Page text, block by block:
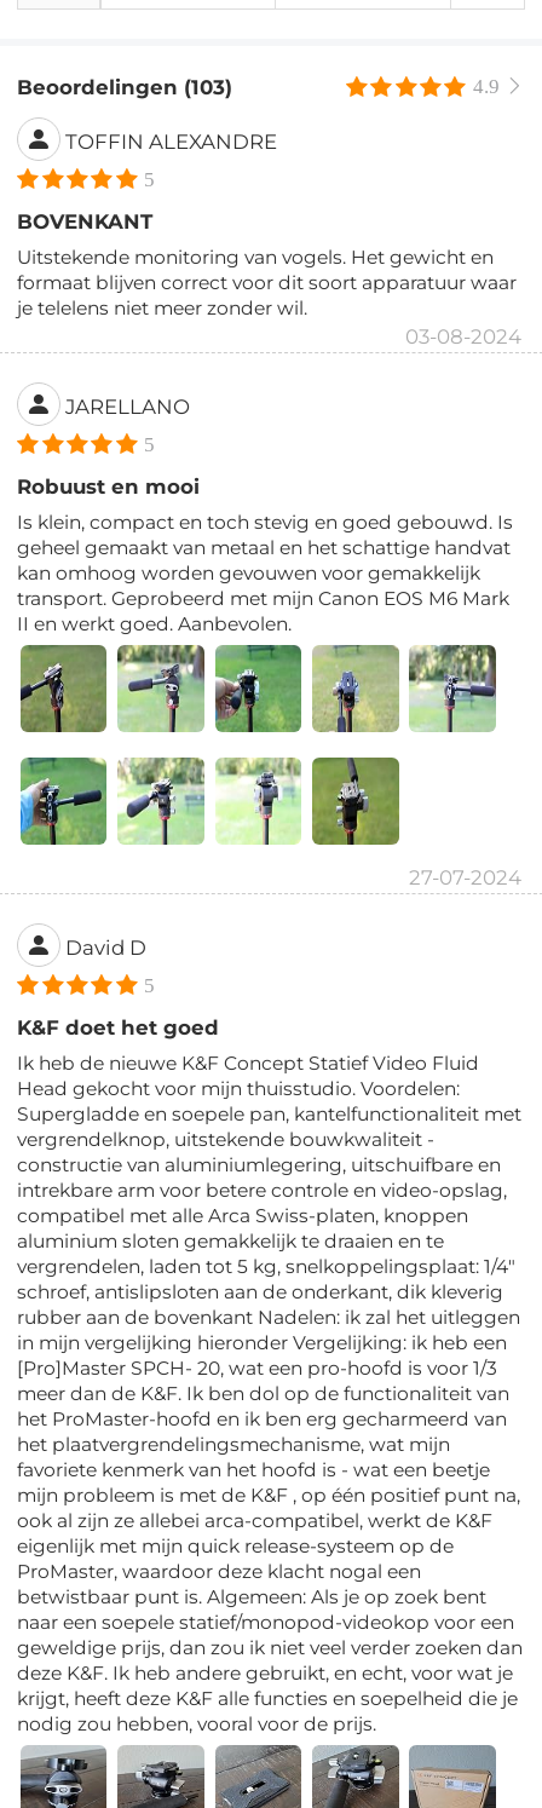
Beoordelingen (103) 4.9
TOFFIN ALEXANDRE
5
BOVENKANT
Uitstekende monitoring van vogels. Het gewicht en
formaat blijven correct voor dit soort apparatuur waar
je telelens niet meer zonder wil.
03-08-2024
JARELLANO
5
Robuust en mooi
Is klein, compact en toch stevig en goed gebouwd. Is
geheel gemaakt van metaal en het schattige handvat
kan omhoog worden gevouwen voor gemakkelijk
transport. Geprobeerd met mijn Canon EOS M6 Mark
II en werkt goed. Aanbevolen.
27-07-2024
David D
5
K&F doet het goed
Ik heb de nieuwe K&F Concept Statief Video Fluid
Head gekocht voor mijn thuisstudio. Voordelen:
Supergladde en soepele pan, kantelfunctionaliteit met
vergrendelknop, uitstekende bouwkwaliteit -
constructie van aluminiumlegering, uitschuifbare en
intrekbare arm voor betere controle en video-opslag,
compatibel met alle Arca Swiss-platen, knoppen
aluminium sloten gemakkelijk te draaien en te
vergrendelen, laden tot 5 kg, snelkoppelingsplaat: 1/4"
schroef, antislipsloten aan de onderkant, dik kleverig
rubber aan de bovenkant Nadelen: ik zal het uitleggen
in mijn vergelijking hieronder Vergelijking: ik heb een
[Pro]Master SPCH- 20, wat een pro-hoofd is voor 1/3
meer dan de K&F. Ik ben dol op de functionaliteit van
het ProMaster-hoofd en ik ben erg gecharmeerd van
het plaatvergrendelingsmechanisme, wat mijn
favoriete kenmerk van het hoofd is - wat een beetje
mijn probleem is met de K&F , op één positief punt na,
ook al zijn ze allebei arca-compatibel, werkt de K&F
eigenlijk met mijn quick release-systeem op de
ProMaster, waardoor deze klacht nogal een
betwistbaar punt is. Algemeen: Als je op zoek bent
naar een soepele statief/monopod-videokop voor een
geweldige prijs, dan zou ik niet veel verder zoeken dan
deze K&F. Ik heb andere gebruikt, en echt, voor wat je
krijgt, heeft deze K&F alle functies en soepelheid die je
nodig zou hebben, vooral voor de prijs.